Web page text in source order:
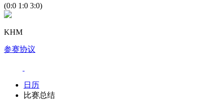
(0:0 1:0 3:0)
KHM
参赛协议
日历
比赛总结